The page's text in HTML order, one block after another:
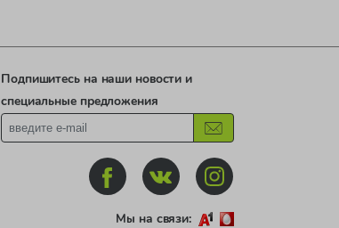
Подпишитесь на наши новости и
специальные предложения
Мы на связи: